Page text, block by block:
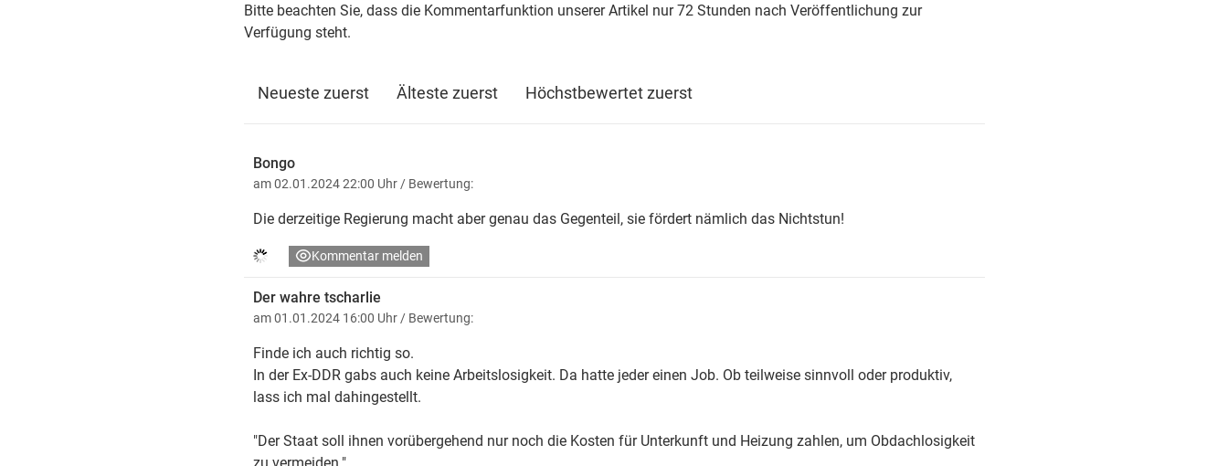
Bitte beachten Sie, dass die Kommentarfunktion unserer Artikel nur 72 Stunden nach Veröffentlichung zur
Verfügung steht.
Neueste zuerst Älteste zuerst Höchstbewertet zuerst
Bongo
am 02.01.2024 22:00 Uhr / Bewertung:
Die derzeitige Regierung macht aber genau das Gegenteil, sie fördert nämlich das Nichtstun!
Kommentar melden
Der wahre tscharlie
am 01.01.2024 16:00 Uhr / Bewertung:
Finde ich auch richtig so.
In der Ex-DDR gabs auch keine Arbeitslosigkeit. Da hatte jeder einen Job. Ob teilweise sinnvoll oder produktiv,
lass ich mal dahingestellt.
"Der Staat soll ihnen vorübergehend nur noch die Kosten für Unterkunft und Heizung zahlen, um Obdachlosigkeit
zu vermeiden."